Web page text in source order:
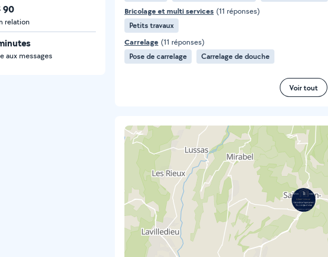
90
relation
aux messages
Bricolage et multi services (11 réponses)
Petits travaux
Carrelage (11 réponses)
Pose de carrelage
Carrelage de douche
Voir tout